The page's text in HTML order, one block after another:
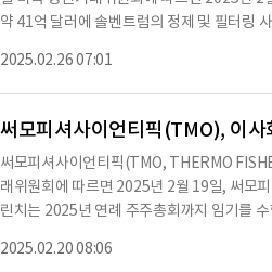
다.GAAP 운영 마진은 16.6%로, 지난해 같
약 41억 달러에 솔벤트럼의 정제 및 필터링
다.'신뢰한다', '예상한다', '계획한다', '기대
역사적 사실이 아니다.진술도 미래 예측 진
한 요인으로는 자연 재해, 공공 건강 위기 또
실행, 일반 경제 상황 및 관련 불확실성, 고
율 변동의 영향, 지적 재산권의 사용 및 보호
의 정제 및 필터링 사업의 인수와 관련된 예
래에 필요한 규제 승인이 적시에 이루어지
2025.02.26 07:01
써모피셔사이언티픽(TMO), 이사
써모피셔사이언티픽(TMO, THERMO
래위원회에 따르면 2025년 2월 19일, 써모
린치는 2025년 연례 주주총회까지 임기를
CEO로서 30만 명 이상의 직원을 이끌며 헬
2025.02.20 08:06